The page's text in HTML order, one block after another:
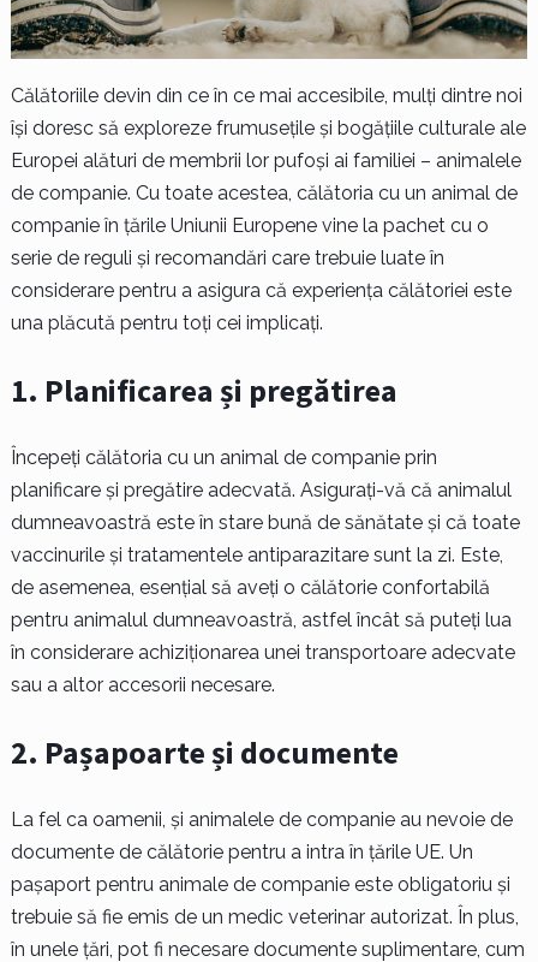
Călătoriile devin din ce în ce mai accesibile, mulți dintre noi
își doresc să exploreze frumusețile și bogățiile culturale ale
Europei alături de membrii lor pufoși ai familiei – animalele
de companie. Cu toate acestea, călătoria cu un animal de
companie în țările Uniunii Europene vine la pachet cu o
serie de reguli și recomandări care trebuie luate în
considerare pentru a asigura că experiența călătoriei este
una plăcută pentru toți cei implicați.
1. Planificarea și pregătirea
Începeți călătoria cu un animal de companie prin
planificare și pregătire adecvată. Asigurați-vă că animalul
dumneavoastră este în stare bună de sănătate și că toate
vaccinurile și tratamentele antiparazitare sunt la zi. Este,
de asemenea, esențial să aveți o călătorie confortabilă
pentru animalul dumneavoastră, astfel încât să puteți lua
în considerare achiziționarea unei transportoare adecvate
sau a altor accesorii necesare.
2. Pașapoarte și documente
La fel ca oamenii, și animalele de companie au nevoie de
documente de călătorie pentru a intra în țările UE. Un
pașaport pentru animale de companie este obligatoriu și
trebuie să fie emis de un medic veterinar autorizat. În plus,
în unele țări, pot fi necesare documente suplimentare, cum